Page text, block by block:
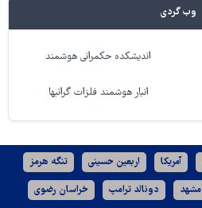
وب گردی
اندیشکده حکمرانی هوشمند
انبار هوشمند فلزات گرانبها
آمریکا اربعین حسینی تنگه هرمز
مشهد دونالد ترامپ خراسان رضوی